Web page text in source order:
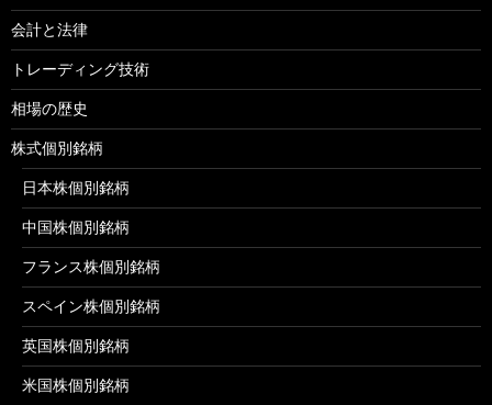
会計と法律
トレーディング技術
相場の歴史
株式個別銘柄
日本株個別銘柄
中国株個別銘柄
フランス株個別銘柄
スペイン株個別銘柄
英国株個別銘柄
米国株個別銘柄